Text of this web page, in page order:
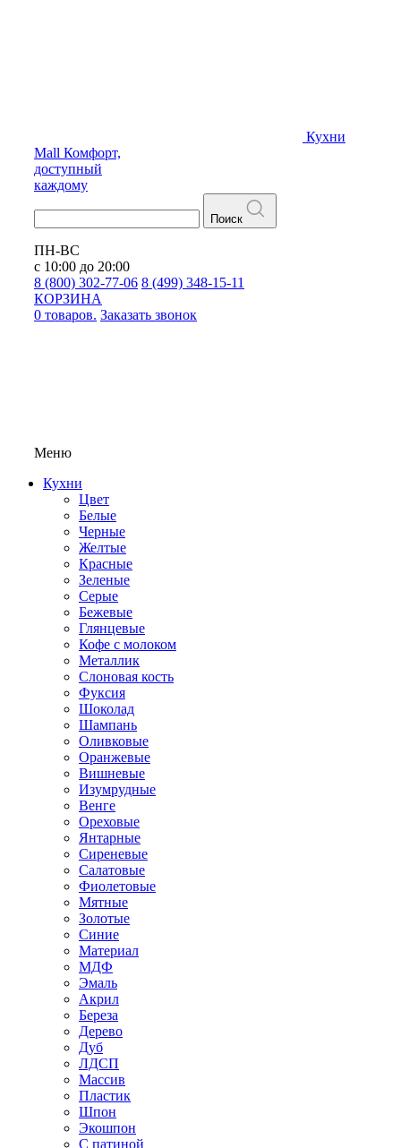
Кухни
Mall Комфорт,
доступный
каждому
Поиск
ПН-ВС
с 10:00 до 20:00
8 (800) 302-77-06 8 (499) 348-15-11
КОРЗИНА
0 товаров. Заказать звонок
Меню
Кухни
Цвет
Белые
Черные
Желтые
Красные
Зеленые
Серые
Бежевые
Глянцевые
Кофе с молоком
Металлик
Слоновая кость
Фуксия
Шоколад
Шампань
Оливковые
Оранжевые
Вишневые
Изумрудные
Венге
Ореховые
Янтарные
Сиреневые
Салатовые
Фиолетовые
Мятные
Золотые
Синие
Материал
МДФ
Эмаль
Акрил
Береза
Дерево
Дуб
ЛДСП
Массив
Пластик
Шпон
Экошпон
С патиной